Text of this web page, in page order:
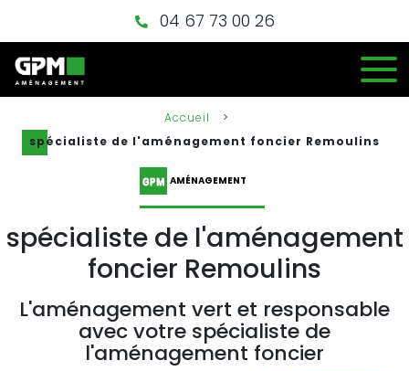
04 67 73 00 26
Accueil
>
spécialiste de l'aménagement foncier Remoulins
AMÉNAGEMENT
spécialiste de l'aménagement
foncier Remoulins
L'aménagement vert et responsable
avec votre spécialiste de
l'aménagement foncier